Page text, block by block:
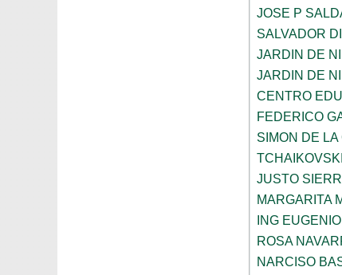
JOSE P
SALVADOR
JARDIN DE
JARDIN DE
CENTRO
FEDERICO
SIMON DE
JUSTO
MARGARITA
ING
ROSA
NARCISO